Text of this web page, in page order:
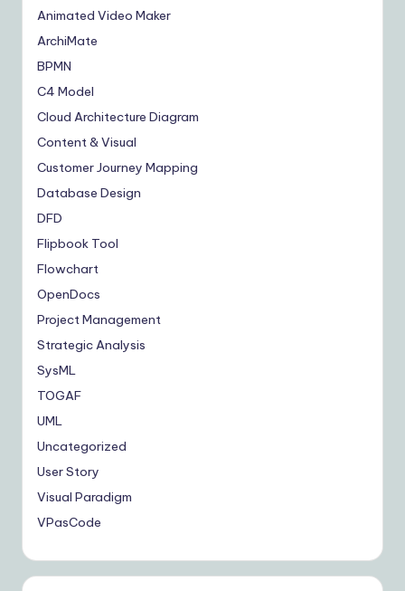
Animated Video Maker
ArchiMate
BPMN
C4 Model
Cloud Architecture Diagram
Content & Visual
Customer Journey Mapping
Database Design
DFD
Flipbook Tool
Flowchart
OpenDocs
Project Management
Strategic Analysis
SysML
TOGAF
UML
Uncategorized
User Story
Visual Paradigm
VPasCode